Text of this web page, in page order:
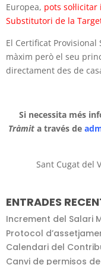
Europea, pots
Substitutori de la
El Certificat
màxim però el seu
directament des de
Si necessita més
Tràmita través de
Sant Cugat del
ENTRADES
Increment del Salari
Protocol
Calendari del
Canvi de permisos